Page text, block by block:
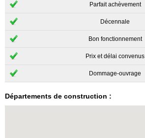
Parfait achèvement
Décennale
Bon fonctionnement
Prix et délai convenus
Dommage-ouvrage
Départements de construction :